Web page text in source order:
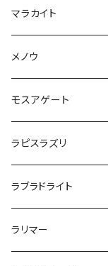
マラカイト
メノウ
モスアゲート
ラピスラズリ
ラブラドライト
ラリマー